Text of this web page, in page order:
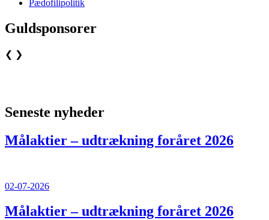
Pædofilipolitik
Guldsponsorer
❮ ❯
Seneste nyheder
Målaktier – udtrækning foråret 2026
02-07-2026
Målaktier – udtrækning foråret 2026